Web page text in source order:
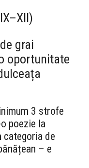
grai
oportunitate
3 strofe
poezie la
categoria de
– e